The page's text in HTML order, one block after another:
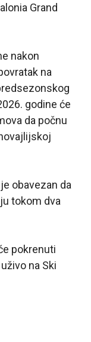
Grand
nakon
na
godine će
da počnu
obavezan da
tokom dva
pokrenuti
na Ski